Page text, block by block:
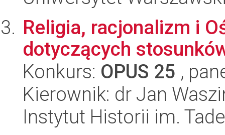
Religia, racjonalizm i
dotyczących
Konkurs: OPUS 25 ,
Kierownik: dr Jan
Instytut Historii im.